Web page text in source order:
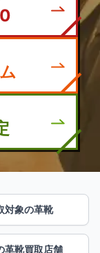
対象の革靴
革靴買取店舗